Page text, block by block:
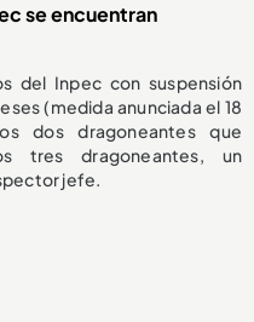
se encuentran
del Inpec con suspensión
(medida anunciada el 18
dos dragoneantes que
tres dragoneantes, un
jefe.